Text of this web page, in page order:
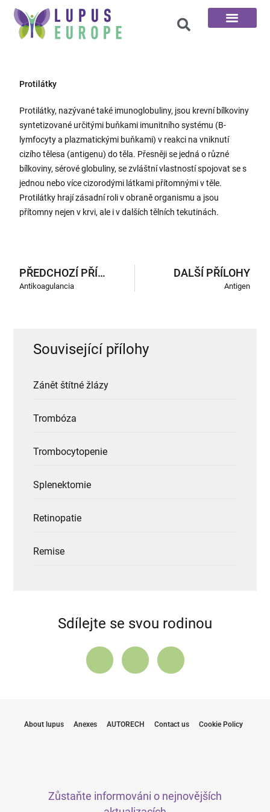
Protilátky
Protilátky, nazývané také imunoglobuliny, jsou krevní bílkoviny
syntetizované určitými buňkami imunitního systému (B-
lymfocyty a plazmatickými buňkami) v reakci na vniknutí
cizího tělesa (antigenu) do těla. Přesněji se jedná o různé
bílkoviny, sérové globuliny, se zvláštní vlastností spojovat se s
jednou nebo více cizorodými látkami přítomnými v těle.
Protilátky hrají zásadní roli v obraně organismu a jsou
přítomny nejen v krvi, ale i v dalších tělních tekutinách.
PŘEDCHOZÍ PŘÍLOHY
Antikoagulancia
DALŠÍ PŘÍLOHY
Antigen
Související přílohy
Zánět štítné žlázy
Trombóza
Trombocytopenie
Splenektomie
Retinopatie
Remise
Sdílejte se svou rodinou
About lupus Anexes AUTORECH Contact us Cookie Policy
Zůstaňte informováni o nejnovějších